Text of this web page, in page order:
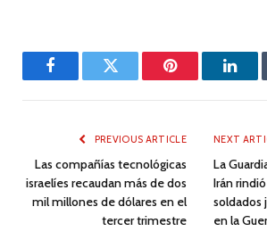
FacebookTwitter Pinterest
PREVIOUS ARTICLE
Las compañías tecnológicas
israelíes recaudan más de dos
mil millones de dólares en el
tercer trimestre
NEXT
La
Irán
soldados
en la